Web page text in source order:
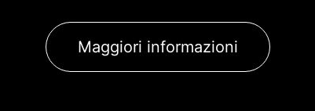
Maggiori informazioni